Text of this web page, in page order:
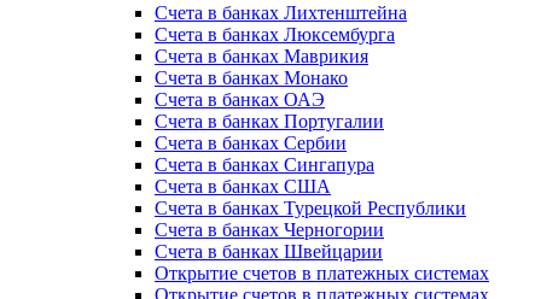
Счета в банках Лихтенштейна
Счета в банках Люксембурга
Счета в банках Маврикия
Счета в банках Монако
Счета в банках ОАЭ
Счета в банках Португалии
Счета в банках Сербии
Счета в банках Сингапура
Счета в банках США
Счета в банках Турецкой Республики
Счета в банках Черногории
Счета в банках Швейцарии
Открытие счетов в платежных системах
Открытие счетов в платежных системах